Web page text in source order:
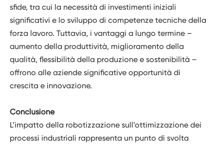
sfide, tra cui la necessità di investimenti iniziali
significativi e lo sviluppo di competenze tecniche della
forza lavoro. Tuttavia, i vantaggi a lungo termine –
aumento della produttività, miglioramento della
qualità, flessibilità della produzione e sostenibilità –
offrono alle aziende significative opportunità di
crescita e innovazione.
Conclusione
L’impatto della robotizzazione sull’ottimizzazione dei
processi industriali rappresenta un punto di svolta